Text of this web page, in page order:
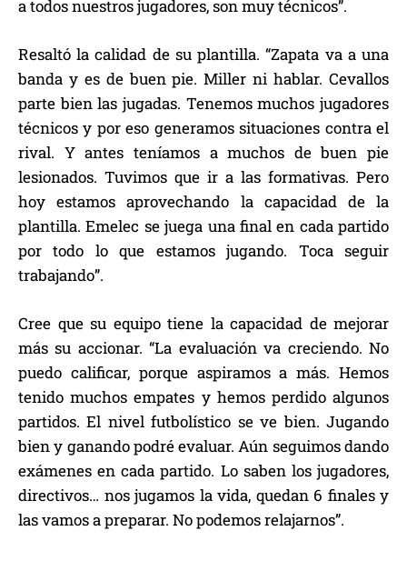
a todos nuestros jugadores, son muy técnicos”.
Resaltó la calidad de su plantilla. “Zapata va a una
banda y es de buen pie. Miller ni hablar. Cevallos
parte bien las jugadas. Tenemos muchos jugadores
técnicos y por eso generamos situaciones contra el
rival. Y antes teníamos a muchos de buen pie
lesionados. Tuvimos que ir a las formativas. Pero
hoy estamos aprovechando la capacidad de la
plantilla. Emelec se juega una final en cada partido
por todo lo que estamos jugando. Toca seguir
trabajando”.
Cree que su equipo tiene la capacidad de mejorar
más su accionar. “La evaluación va creciendo. No
puedo calificar, porque aspiramos a más. Hemos
tenido muchos empates y hemos perdido algunos
partidos. El nivel futbolístico se ve bien. Jugando
bien y ganando podré evaluar. Aún seguimos dando
exámenes en cada partido. Lo saben los jugadores,
directivos… nos jugamos la vida, quedan 6 finales y
las vamos a preparar. No podemos relajarnos”.